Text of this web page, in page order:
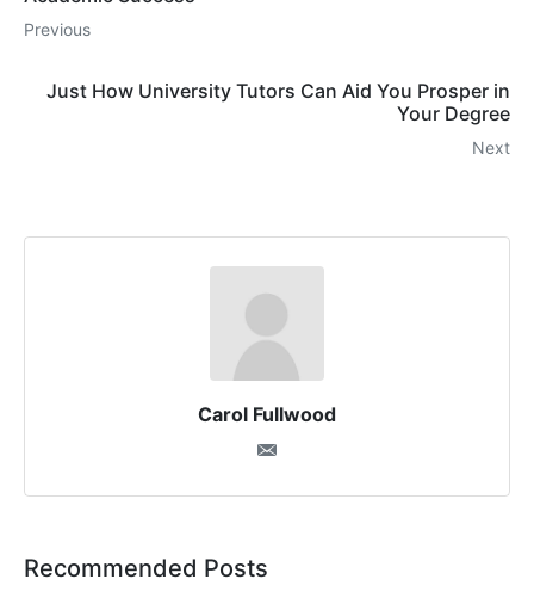
Previous
Just How University Tutors Can Aid You Prosper in
Your Degree
Next
Carol Fullwood
Recommended Posts